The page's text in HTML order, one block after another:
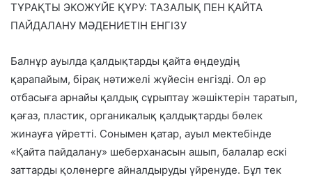
ТҰРАҚТЫ ЭКОЖҮЙЕ ҚҰРУ: ТАЗАЛЫҚ ПЕН ҚАЙТА
ПАЙДАЛАНУ МӘДЕНИЕТІН ЕНГІЗУ
Балнұр ауылда қалдықтарды қайта өңдеудің
қарапайым, бірақ нәтижелі жүйесін енгізді. Ол әр
отбасыға арнайы қалдық сұрыптау жәшіктерін таратып,
қағаз, пластик, органикалық қалдықтарды бөлек
жинауға үйретті. Сонымен қатар, ауыл мектебінде
«Қайта пайдалану» шеберханасын ашып, балалар ескі
заттарды қолөнерге айналдыруды үйренуде. Бұл тек